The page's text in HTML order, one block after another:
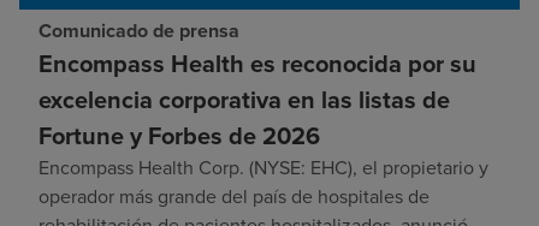
Comunicado de prensa
Encompass Health es reconocida por su
excelencia corporativa en las listas de
Fortune y Forbes de 2026
Encompass Health Corp. (NYSE: EHC), el propietario y
operador más grande del país de hospitales de